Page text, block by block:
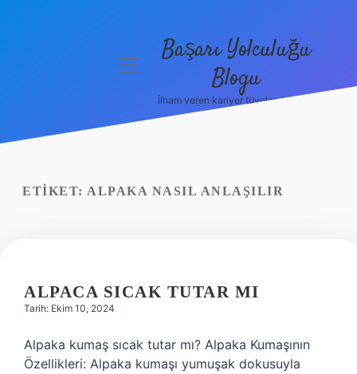
menüyüBaşarı Yolculuğu
Blogu
İlham veren kariyer tüyoları burada!
ETIKET: ALPAKA NASIL ANLAŞILIR
ALPACA SICAK TUTAR MI
Tarih: Ekim 10, 2024
Alpaka kumaş sıcak tutar mı? Alpaka Kumaşının
Özellikleri: Alpaka kumaşı yumuşak dokusuyla